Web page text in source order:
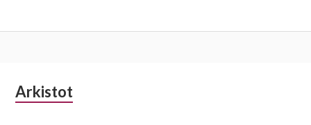
Alapalkin
Arkistot